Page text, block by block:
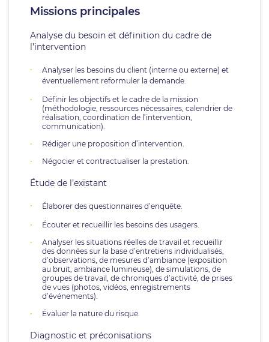
Missions principales
Analyse du besoin et définition du cadre de
l’intervention
Analyser les besoins du client (interne ou externe) et
éventuellement reformuler la demande.
Définir les objectifs et le cadre de la mission
(méthodologie, ressources nécessaires, calendrier de
réalisation, coordination de l’intervention,
communication).
Rédiger une proposition d’intervention.
Négocier et contractualiser la prestation.
Étude de l’existant
Élaborer des questionnaires d’enquête.
Écouter et recueillir les besoins des usagers.
Analyser les situations réelles de travail et recueillir
des données sur la base d’entretiens individualisés,
d’observations, de mesures d’ambiance (exposition
au bruit, ambiance lumineuse), de simulations, de
groupes de travail, de chroniques d’activité, de prises
de vues (photos, vidéos, enregistrements
d’événements).
Évaluer la nature du risque.
Diagnostic et préconisations